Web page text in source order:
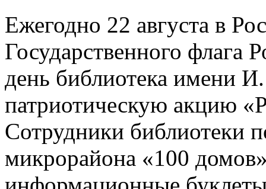
Ежегодно 22 августа в
Государственного флага
день библиотека имени
патриотическую акцию
Сотрудники библиотеки
микрорайона «100